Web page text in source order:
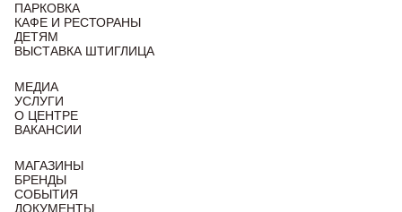
ПАРКОВКА
КАФЕ И РЕСТОРАНЫ
ДЕТЯМ
ВЫСТАВКА ШТИГЛИЦА
МЕДИА
УСЛУГИ
О ЦЕНТРЕ
ВАКАНСИИ
МАГАЗИНЫ
БРЕНДЫ
СОБЫТИЯ
ДОКУМЕНТЫ